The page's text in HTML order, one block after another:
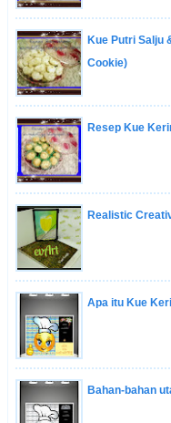
Kue Putri Salju
Cookie)
Resep Kue
Realistic
Apa itu Kue
Bahan-bahan